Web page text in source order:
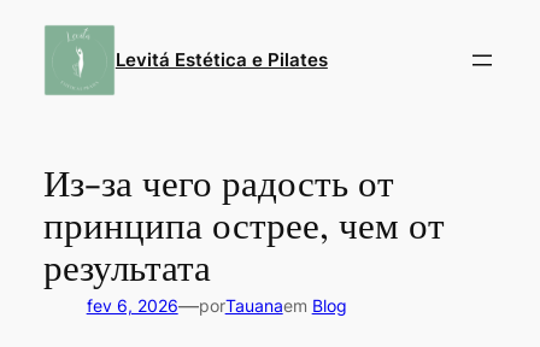
Levitá Estética e Pilates
Из-за чего радость от
принципа острее, чем от
результата
fev 6, 2026—porTauanaem Blog